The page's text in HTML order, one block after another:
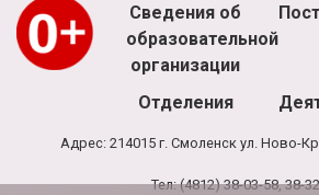
Сведения об
образовательной
организации
Отделения
Адрес: 214015 г. Смоленск ул. Ново-
Тел: (4812) 38-03-58, 38-